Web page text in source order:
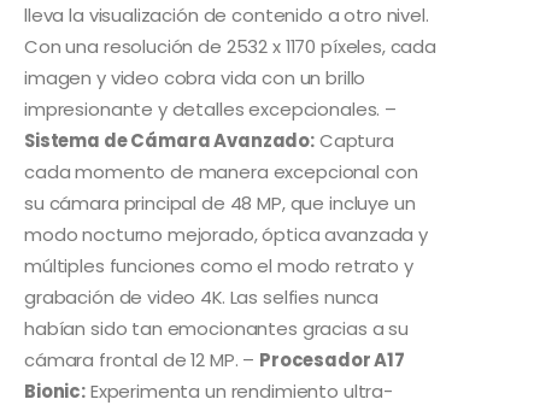
lleva la visualización de contenido a otro nivel.
Con una resolución de 2532 x 1170 píxeles, cada
imagen y video cobra vida con un brillo
impresionante y detalles excepcionales. –
Sistema de Cámara Avanzado:Captura
cada momento de manera excepcional con
su cámara principal de 48 MP, que incluye un
modo nocturno mejorado, óptica avanzada y
múltiples funciones como el modo retrato y
grabación de video 4K. Las selfies nunca
habían sido tan emocionantes gracias a su
cámara frontal de 12 MP. – Procesador A17
Bionic:Experimenta un rendimiento ultra-